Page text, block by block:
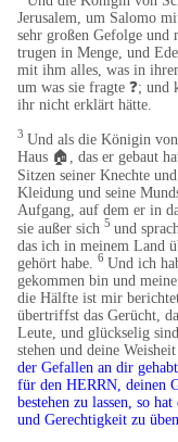
Jerusalem, um Salomo
sehr großen Gefolge
trugen in Menge, und
mit ihm alles, was in
um was sie fragte ❓;
ihr nicht erklärt hätte.
3Und als die Königin von
Haus 🏠 , das er gebaut
Sitzen seiner Knechte
Kleidung und seine
Aufgang, auf dem er in
sie außer sich5und
das ich in meinem Land
gehört habe.6Und ich
gekommen bin und
die Hälfte ist mir
übertriffst das Gerücht,
Leute, und glückselig
stehen und deine
der Gefallen an dir
für den HERRN, deinen
bestehen zu lassen, so
und Gerechtigkeit zu üben.